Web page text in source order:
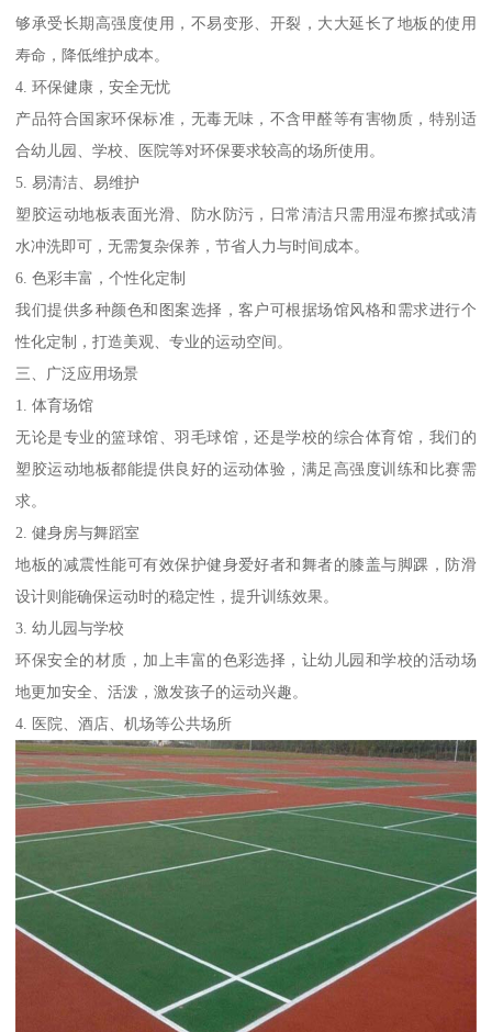
够承受长期高强度使用，不易变形、开裂，大大延长了地板的使用
寿命，降低维护成本。
4. 环保健康，安全无忧
产品符合国家环保标准，无毒无味，不含甲醛等有害物质，特别适
合幼儿园、学校、医院等对环保要求较高的场所使用。
5. 易清洁、易维护
塑胶运动地板表面光滑、防水防污，日常清洁只需用湿布擦拭或清
水冲洗即可，无需复杂保养，节省人力与时间成本。
6. 色彩丰富，个性化定制
我们提供多种颜色和图案选择，客户可根据场馆风格和需求进行个
性化定制，打造美观、专业的运动空间。
三、广泛应用场景
1. 体育场馆
无论是专业的篮球馆、羽毛球馆，还是学校的综合体育馆，我们的
塑胶运动地板都能提供良好的运动体验，满足高强度训练和比赛需
求。
2. 健身房与舞蹈室
地板的减震性能可有效保护健身爱好者和舞者的膝盖与脚踝，防滑
设计则能确保运动时的稳定性，提升训练效果。
3. 幼儿园与学校
环保安全的材质，加上丰富的色彩选择，让幼儿园和学校的活动场
地更加安全、活泼，激发孩子的运动兴趣。
4. 医院、酒店、机场等公共场所